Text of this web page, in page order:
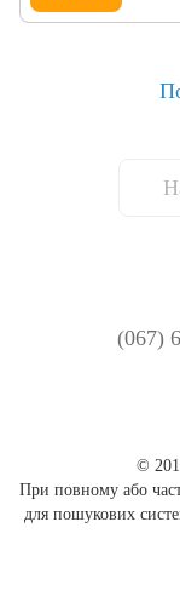
(067)
©
При повному або
для пошукових